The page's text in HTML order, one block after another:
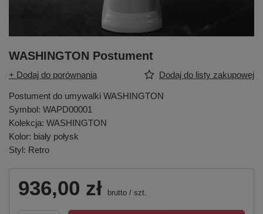
WASHINGTON Postument
+ Dodaj do porównania Dodaj do listy zakupowej
Postument do umywalki WASHINGTON
Symbol: WAPD00001
Kolekcja: WASHINGTON
Kolor: biały połysk
Styl: Retro
936,00 zł brutto / szt.